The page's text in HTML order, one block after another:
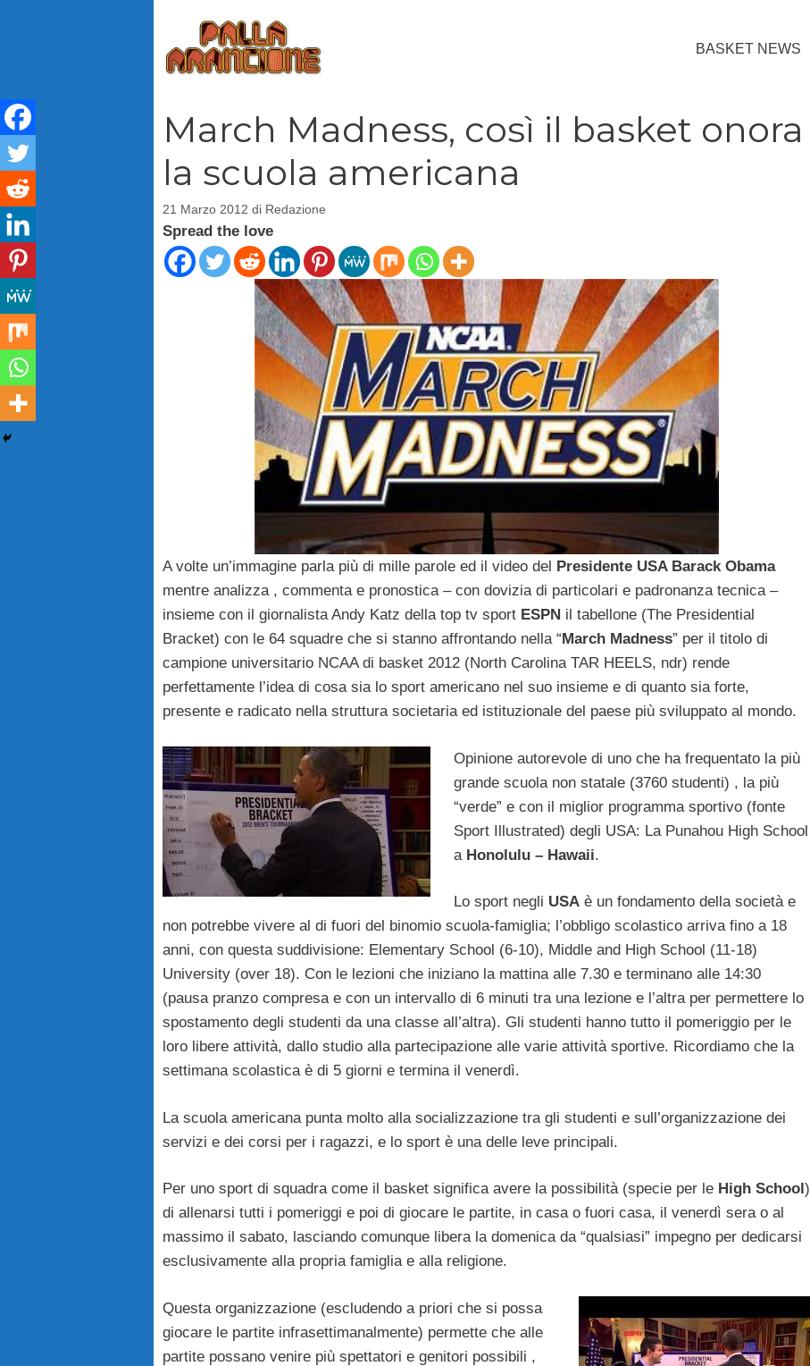
BASKET NEWS
March Madness, così il basket onora
la scuola americana
21 Marzo 2012 di Redazione
Spread the love
A volte un’immagine parla più di mille parole ed il video del
Presidente USA Barack Obama
mentre analizza , commenta e pronostica – con dovizia di particolari e padronanza tecnica –
insieme con il giornalista Andy Katz della top tv sport ESPN il tabellone (The Presidential
Bracket) con le 64 squadre che si stanno affrontando nella “ March Madness” per il titolo di
campione universitario NCAA di basket 2012 (North Carolina TAR HEELS, ndr) rende
perfettamente l’idea di cosa sia lo sport americano nel suo insieme e di quanto sia forte,
presente e radicato nella struttura societaria ed istituzionale del paese più sviluppato al mondo.
Opinione autorevole di uno che ha frequentato la più
grande scuola non statale (3760 studenti) , la più
“verde” e con il miglior programma sportivo (fonte
Sport Illustrated) degli USA: La Punahou High School
a Honolulu – Hawaii.
Lo sport negli USAè un fondamento della società e
non potrebbe vivere al di fuori del binomio scuola-famiglia; l’obbligo scolastico arriva fino a 18
anni, con questa suddivisione: Elementary School (6-10), Middle and High School (11-18)
University (over 18). Con le lezioni che iniziano la mattina alle 7.30 e terminano alle 14:30
(pausa pranzo compresa e con un intervallo di 6 minuti tra una lezione e l’altra per permettere lo
spostamento degli studenti da una classe all’altra). Gli studenti hanno tutto il pomeriggio per le
loro libere attività, dallo studio alla partecipazione alle varie attività sportive. Ricordiamo che la
settimana scolastica è di 5 giorni e termina il venerdì.
La scuola americana punta molto alla socializzazione tra gli studenti e sull’organizzazione dei
servizi e dei corsi per i ragazzi, e lo sport è una delle leve principali.
Per uno sport di squadra come il basket significa avere la possibilità (specie per le High School )
di allenarsi tutti i pomeriggi e poi di giocare le partite, in casa o fuori casa, il venerdì sera o al
massimo il sabato, lasciando comunque libera la domenica da “qualsiasi” impegno per dedicarsi
esclusivamente alla propria famiglia e alla religione.
Questa organizzazione (escludendo a priori che si possa
giocare le partite infrasettimanalmente) permette che alle
partite possano venire più spettatori e genitori possibili ,